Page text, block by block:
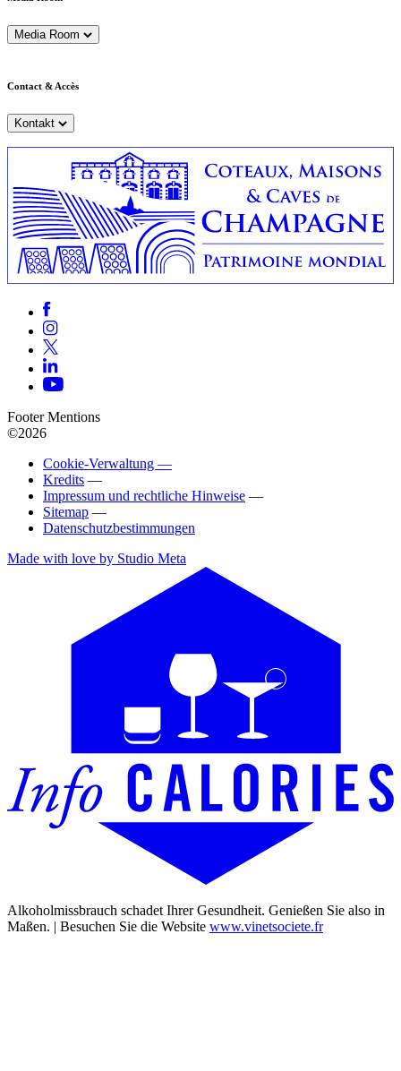
Media Room
Contact & Accès
Kontakt
Footer Mentions
©2026
Cookie-Verwaltung —
Kredits —
Impressum und rechtliche Hinweise —
Sitemap —
Datenschutzbestimmungen
Made with love by Studio Meta
Alkoholmissbrauch schadet Ihrer Gesundheit. Genießen Sie also in
Maßen. | Besuchen Sie die Website www.vinetsociete.fr